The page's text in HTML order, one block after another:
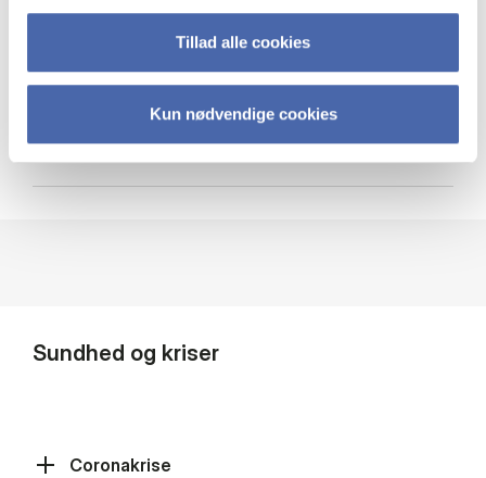
Tillad alle cookies
Kun nødvendige cookies
Cybersikkerhed
Sundhed og kriser
Coronakrise